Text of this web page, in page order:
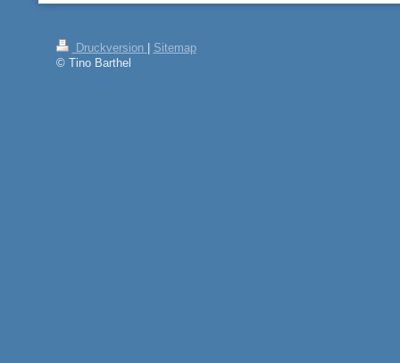
Druckversion
Sitemap
© Tino Barthel